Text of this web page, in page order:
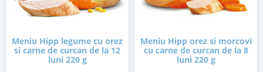
Meniu Hipp legume cu orez
si carne de curcan de la 12
luni 220 g
Meniu Hipp orez si morcovi
cu carne de curcan de la 8
luni 220 g